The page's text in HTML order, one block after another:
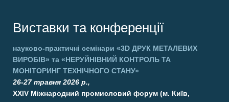
Виставки та конференції
науково-практичні семінари «3D ДРУК МЕТАЛЕВИХ
ВИРОБІВ» та «НЕРУЙНІВНИЙ КОНТРОЛЬ ТА
МОНІТОРИНГ ТЕХНІЧНОГО СТАНУ»
26-27 травня 2026 р.,
XXIV Міжнародний промисловий форум (м. Київ,